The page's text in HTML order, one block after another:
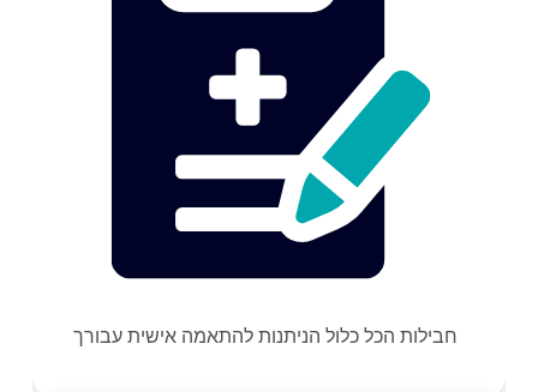
חבילות הכל כלול הניתנות להתאמה אישית עבורך